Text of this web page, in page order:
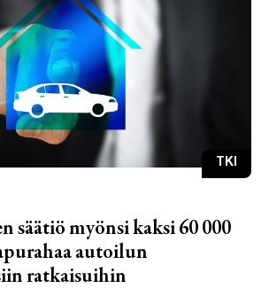
TKI
säätiö myönsi kaksi 60 000
autoilun
ratkaisuihin